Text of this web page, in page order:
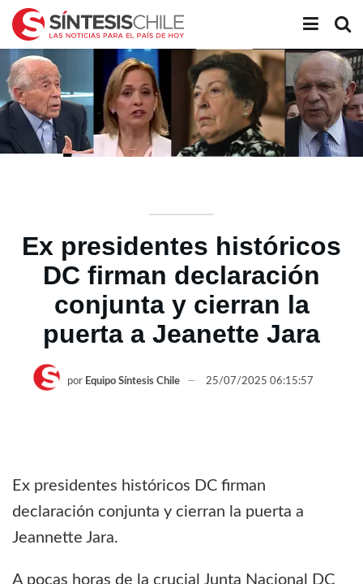
Ex presidentes históricos
DC firman declaración
conjunta y cierran la
puerta a Jeanette Jara
por Equipo Síntesis Chile 25/07/2025 06:15:57
Ex presidentes históricos DC firman
declaración conjunta y cierran la puerta a
Jeannette Jara.
A pocas horas de la crucial Junta Nacional DC